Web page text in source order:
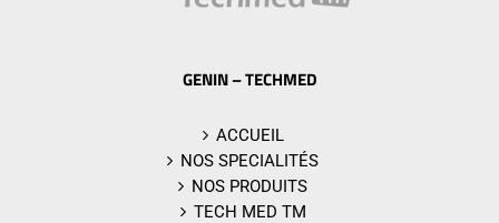
GENIN – TECHMED
ACCUEIL
NOS SPECIALITÉS
NOS PRODUITS
TECH MED TM